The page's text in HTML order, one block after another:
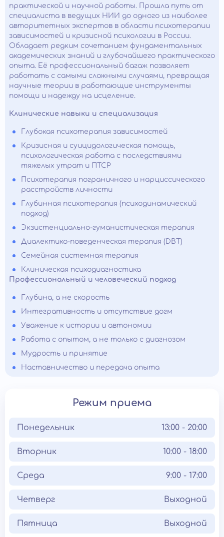
практической и научной работы. Прошла путь от
специалиста в ведущих НИИ до одного из наиболее
авторитетных экспертов в области психотерапии
зависимостей и кризисной психологии в России.
Обладает редким сочетанием фундаментальных
академических знаний и глубочайшего практического
опыта. Её профессиональный багаж позволяет
работать с самыми сложными случаями, превращая
научные теории в работающие инструменты
помощи и надежду на исцеление.
Клинические навыки и специализация
Глубокая психотерапия зависимостей
Кризисная и суицидологическая помощь,
психологическая работа с последствиями
тяжелых утрат и ПТСР
Психотерапия пограничного и нарциссического
расстройств личности
Глубинная психотерапия (психодинамический
подход)
Экзистенциально-гуманистическая терапия
Диалектико-поведенческая терапия (DBT)
Семейная системная терапия
Клиническая психодиагностика
Профессиональный и человеческий подход
Глубина, а не скорость
Интегративность и отсутствие догм
Уважение к истории и автономии
Работа с опытом, а не только с диагнозом
Мудрость и принятие
Наставничество и передача опыта
Режим приема
Понедельник 13:00 - 20:00
Вторник 10:00 - 18:00
Среда 9:00 - 17:00
Четверг Выходной
Пятница Выходной